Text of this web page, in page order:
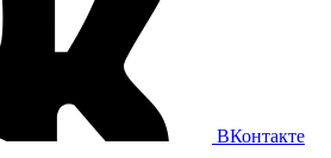
ВКонтакте